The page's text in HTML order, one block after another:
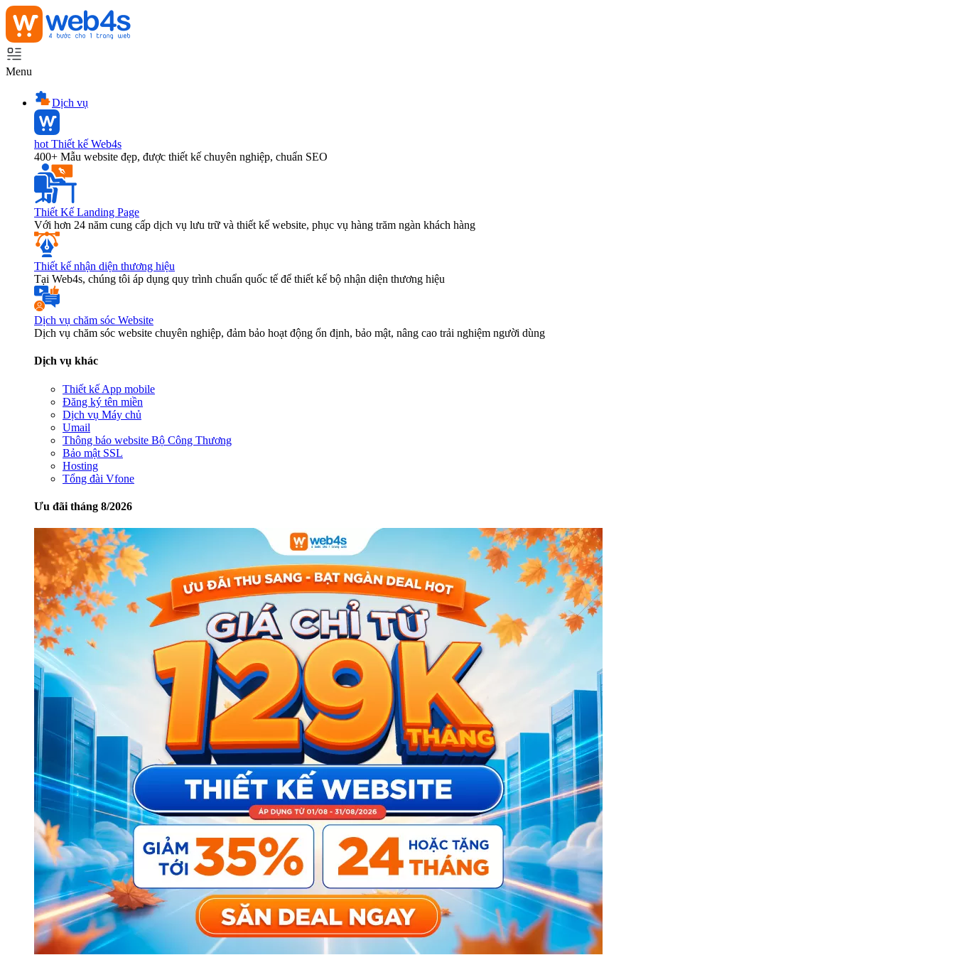
Menu
Dịch vụ
hot Thiết kế Web4s
400+ Mẫu website đẹp, được thiết kế chuyên nghiệp, chuẩn SEO
Thiết Kế Landing Page
Với hơn 24 năm cung cấp dịch vụ lưu trữ và thiết kế website, phục vụ hàng trăm ngàn khách hàng
Thiết kế nhận diện thương hiệu
Tại Web4s, chúng tôi áp dụng quy trình chuẩn quốc tế để thiết kế bộ nhận diện thương hiệu
Dịch vụ chăm sóc Website
Dịch vụ chăm sóc website chuyên nghiệp, đảm bảo hoạt động ổn định, bảo mật, nâng cao trải nghiệm người dùng
Dịch vụ khác
Thiết kế App mobile
Đăng ký tên miền
Dịch vụ Máy chủ
Umail
Thông báo website Bộ Công Thương
Bảo mật SSL
Hosting
Tổng đài Vfone
Ưu đãi tháng 8/2026